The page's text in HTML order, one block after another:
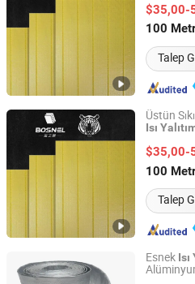
$35,00-
100
Talep
Üstün
Isı
$35,00-
100
Talep
Changsha Baozhinuan
Esnek Isı
Anhui Zhongqi New Materials